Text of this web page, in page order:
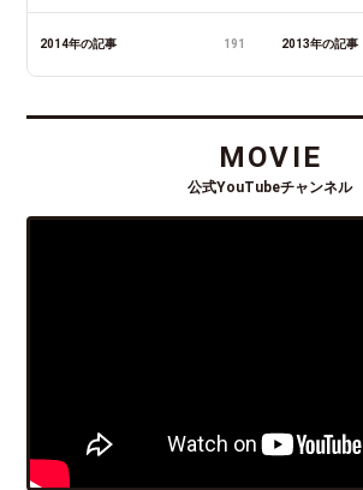
2014年の記事 191 2013年の記事
MOVIE
公式YouTubeチャンネル